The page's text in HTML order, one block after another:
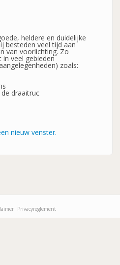
heldere en duidelijke
besteden veel tijd aan
van voorlichting. Zo
in veel gebieden
zoals:
draaitruc
nieuw venster.
Privacyreglement